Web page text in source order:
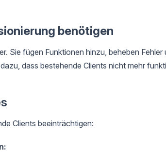
benötigen
Sie fügen Funktionen hinzu, beheben
dass bestehende Clients nicht mehr
Clients beeinträchtigen: